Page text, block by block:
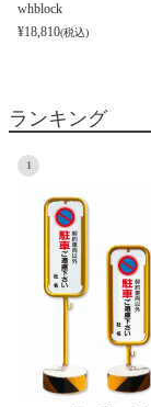
whblock
¥18,810(税込)
ランキング
1